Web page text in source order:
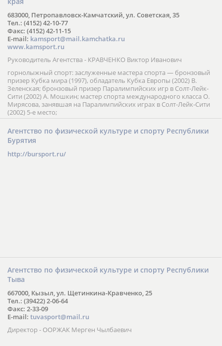
683000, Петропавловск-Камчатский, ул. Советская, 35
Тел.: (4152) 42-10-77
Факс: (4152) 42-11-15
E-mail: kamsport@mail.kamchatka.ru
www.kamsport.ru
Руководитель Агентства - КРАВЧЕНКО Виктор Иванович
горнолыжный спорт: заслуженные мастера спорта — бронзовый
призер Кубка мира (1997), обладатель Кубка Европы (2002) В.
Зеленская; бронзовый призер Паралимпийских игр в Солт-Лейк-
Сити (2002) А. Мошкин; мастер спорта международного класса О.
Мирясова, занявшая на Паралимпийских играх в Солт-Лейк-Сити
(2002) 5-е место;
Агентство по физической культуре и спорту Республики
Бурятия
http://bursport.ru/
Агентство по физической культуре и спорту Республики
Тыва
667000, Кызыл, ул. Щетинкина-Кравченко, 25
Тел.: (39422) 2-06-64
Факс: 2-33-09
E-mail: tuvasport@mail.ru
Директор - ООРЖАК Мерген Чылбаевич